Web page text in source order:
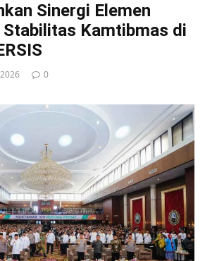
Sinergi Elemen
Stabilitas Kamtibmas di
0